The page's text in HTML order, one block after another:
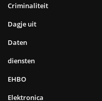
Criminaliteit
Dagje uit
Daten
diensten
EHBO
Elektronica